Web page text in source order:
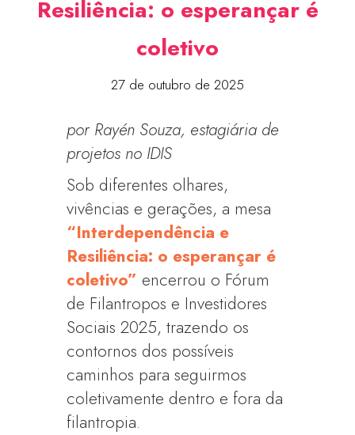
Resiliência: o esperançar é
coletivo
27 de outubro de 2025
por Rayén Souza, estagiária de
projetos no IDIS
Sob diferentes olhares,
vivências e gerações, a mesa
“Interdependência e
Resiliência: o esperançar é
coletivo” encerrou o Fórum
de Filantropos e Investidores
Sociais 2025, trazendo os
contornos dos possíveis
caminhos para seguirmos
coletivamente dentro e fora da
filantropia.